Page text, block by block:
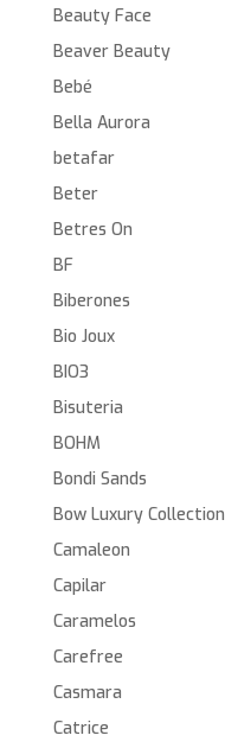
Beauty Face
Beaver Beauty
Bebé
Bella Aurora
betafar
Beter
Betres On
BF
Biberones
Bio Joux
BIO3
Bisuteria
BOHM
Bondi Sands
Bow Luxury Collection
Camaleon
Capilar
Caramelos
Carefree
Casmara
Catrice